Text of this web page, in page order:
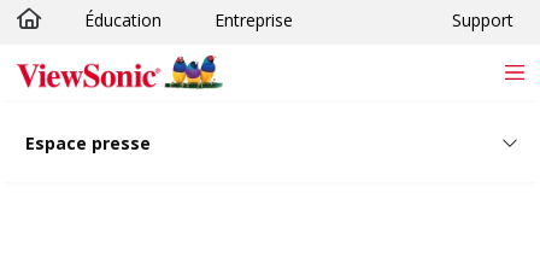
Passer au contenu principal
Éducation Entreprise Support
Espace presse